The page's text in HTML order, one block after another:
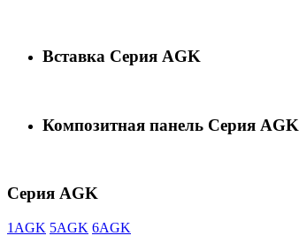
Вставка Серия AGK
Композитная панель Серия AGK
Серия AGK
1AGK 5AGK 6AGK